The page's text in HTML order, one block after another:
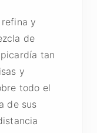
y
de
tan
y
todo el
de sus